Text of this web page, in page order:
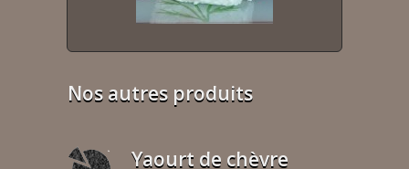
Nos autres produits
Yaourt de chèvre